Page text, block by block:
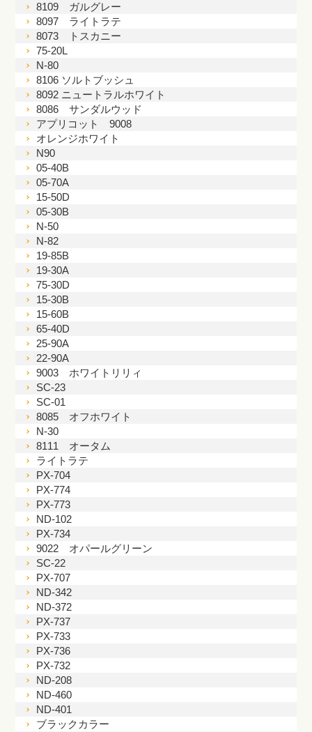
8109 ガルグレー
8097 ライトラテ
8073 トスカニー
75-20L
N-80
8106 ソルトブッシュ
8092 ニュートラルホワイト
8086 サンダルウッド
アプリコット 9008
オレンジホワイト
N90
05-40B
05-70A
15-50D
05-30B
N-50
N-82
19-85B
19-30A
75-30D
15-30B
15-60B
65-40D
25-90A
22-90A
9003 ホワイトリリィ
SC-23
SC-01
8085 オフホワイト
N-30
8111 オータム
ライトラテ
PX-704
PX-774
PX-773
ND-102
PX-734
9022 オパールグリーン
SC-22
PX-707
ND-342
ND-372
PX-737
PX-733
PX-736
PX-732
ND-208
ND-460
ND-401
ブラックカラー